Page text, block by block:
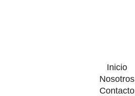
Inicio
Nosotros
Contacto